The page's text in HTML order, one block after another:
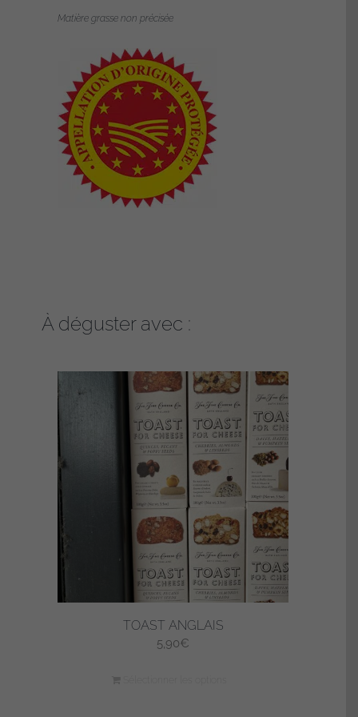
Matière grasse non précisée
À déguster avec :
TOAST ANGLAIS
5,90€